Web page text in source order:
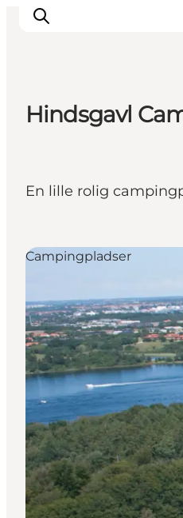
Overnatning
Møde og
Hindsgavl
En lille rolig
Campingpladser